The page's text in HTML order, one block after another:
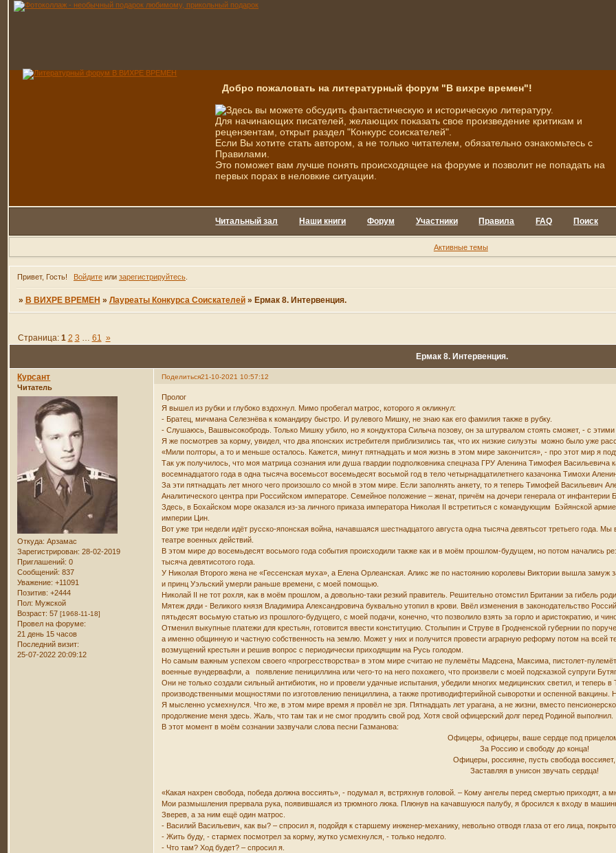
Добро пожаловать на литературный форум "В вихре времен"!
Здесь вы можете обсудить фантастическую и историческую литературу.
Для начинающих писателей, желающих показать свое произведение критикам и
рецензентам, открыт раздел "Конкурс соискателей".
Если Вы хотите стать автором, а не только читателем, обязательно ознакомьтесь с
Правилами.
Это поможет вам лучше понять происходящее на форуме и позволит не попадать на
первых порах в неловкие ситуации.
Читальный зал Наши книги Форум Участники Правила FAQ Поиск
Активные темы
Привет, Гость! Войдитеили зарегистрируйтесь.
» В ВИХРЕ ВРЕМЕН » Лауреаты Конкурса Соискателей » Ермак 8. Интервенция.
Ермак 8. Интервенция.
Страница: 1 2 3 … 61 »
Поделиться21-10-2021 10:57:12
Курсант
Читатель
Откуда: Арзамас
Зарегистрирован: 28-02-2019
Приглашений: 0
Сообщений: 837
Уважение: +11091
Позитив: +2444
Пол: Мужской
Возраст: 57[1968-11-18]
Провел на форуме:
21 день 15 часов
Последний визит:
25-07-2022 20:09:12
Пролог
Я вышел из рубки и глубоко вздохнул. Мимо пробегал матрос, которого я окликнул:
- Братец, мичмана Селезнёва к командиру быстро. И рулевого Мишку, не знаю как его фамилия также в рубку.
- Слушаюсь, Вашвысокобродь. Только Мишку убило, но я кондуктора Силыча позову, он за штурвалом стоять сможет, - с
Я же посмотрев за корму, увидел, что два японских истребителя приблизились так, что их низкие силуэты можно было уже
«Мили полторы, а то и меньше осталось. Кажется, минут пятнадцать и моя жизнь в этом мире закончится», - про этот мир я
Так уж получилось, что моя матрица сознания или душа гвардии подполковника спецназа ГРУ Аленина Тимофея Васильевича
восемнадцатого года в одна тысяча восемьсот восемьдесят восьмой год в тело четырнадцатилетнего казачонка Тимохи
За эти пятнадцать лет много чего произошло со мной в этом мире. Если заполнять анкету, то я теперь Тимофей Васильевич
Аналитического центра при Российском императоре. Семейное положение – женат, причём на дочери генерала от инфантерии
Здесь, в Бохайском море оказался из-за личного приказа императора Николая II встретиться с командующим Бэйянской
империи Цин.
Вот уже три недели идёт русско-японская война, начавшаяся шестнадцатого августа одна тысяча девятьсот третьего года.
театре военных действий.
В этом мире до восемьдесят восьмого года события происходили также как и в моём прошлом-будущем, но потом начались
тысяча девятисотого года.
У Николая Второго жена не «Гессенская муха», а Елена Орлеанская. Аликс же по настоянию королевы Виктории вышла замуж
и принц Уэльский умерли раньше времени, с моей помощью.
Николай II не тот рохля, как в моём прошлом, а довольно-таки резкий правитель. Решительно отомстил Британии за гибель
Мятеж дяди - Великого князя Владимира Александровича буквально утопил в крови. Ввёл изменения в законодательство
пятьдесят восьмую статью из прошлого-будущего, с моей подачи, конечно, что позволило взять за горло и аристократию, и
Отменил выкупные платежи для крестьян, готовится ввести конституцию. Столыпин и Струве в Гродненской губернии по
а именно общинную и частную собственность на землю. Может у них и получится провести аграрную реформу потом на всей
возмущений крестьян и решив вопрос с периодически приходящим на Русь голодом.
Но самым важным успехом своего «прогресстворства» в этом мире считаю не пулемёты Мадсена, Максима, пистолет-
военные вундервафли, а появление пенициллина или чего-то на него похожего, что произвели с моей подсказкой супруги
Они не только создали сильный антибиотик, но и провели удачные испытания, убедили многих медицинских светил, и теперь в
производственными мощностями по изготовлению пенициллина, а также противодифтерийной сыворотки и оспенной
Я мысленно усмехнулся. Что же, в этом мире время я провёл не зря. Пятнадцать лет урагана, а не жизни, вместо
продолжение меня здесь. Жаль, что там так и не смог продлить свой род. Хотя свой офицерский долг перед Родиной выполнил.
В этот момент в моём сознании зазвучали слова песни Газманова:
Офицеры, офицеры, ваше сердце под
За Россию и свободу до конца!
Офицеры, россияне, пусть свобода воссияет,
Заставляя в унисон звучать сердца!
«Какая нахрен свобода, победа должна воссиять», - подумал я, встряхнув головой. – Кому ангелы перед смертью приходят, а
Мои размышления прервала рука, появившаяся из трюмного люка. Плюнув на качавшуюся палубу, я бросился к входу в
Зверев, а за ним ещё один матрос.
- Василий Васильевич, как вы? – спросил я, подойдя к старшему инженер-механику, невольно отводя глаза от его лица,
- Жить буду, - стармех посмотрел за корму, жутко усмехнулся, - только недолго.
- Что там? Ход будет? – спросил я.